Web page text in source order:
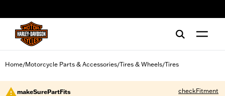
Home/Motorcycle Parts & Accessories/Tires & Wheels/Tires
makeSurePartFits checkFitment